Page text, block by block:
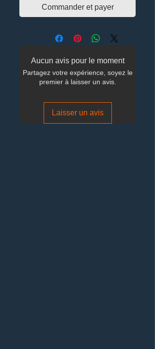
Commander et payer
Aucun avis pour le moment
Partagez votre expérience, soyez le
premier à laisser un avis.
Laisser un avis